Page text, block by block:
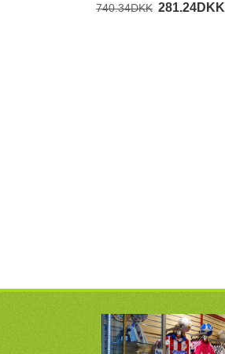
740.34DKK 281.24DKK